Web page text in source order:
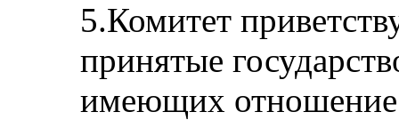
5.Комитет
принятые
имеющих отношение